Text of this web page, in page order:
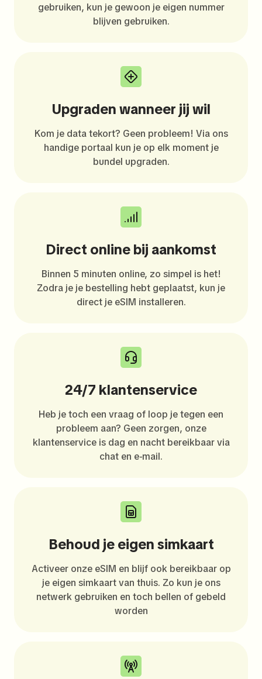
gebruiken, kun je gewoon je eigen nummer
blijven gebruiken.
Upgraden wanneer jij wil
Kom je data tekort? Geen probleem! Via ons
handige portaal kun je op elk moment je
bundel upgraden.
Direct online bij aankomst
Binnen 5 minuten online, zo simpel is het!
Zodra je je bestelling hebt geplaatst, kun je
direct je eSIM installeren.
24/7 klantenservice
Heb je toch een vraag of loop je tegen een
probleem aan? Geen zorgen, onze
klantenservice is dag en nacht bereikbaar via
chat en e-mail.
Behoud je eigen simkaart
Activeer onze eSIM en blijf ook bereikbaar op
je eigen simkaart van thuis. Zo kun je ons
netwerk gebruiken en toch bellen of gebeld
worden